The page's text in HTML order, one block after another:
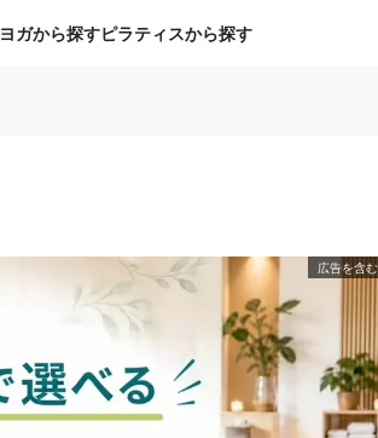
ヨガから探すピラティスから探す